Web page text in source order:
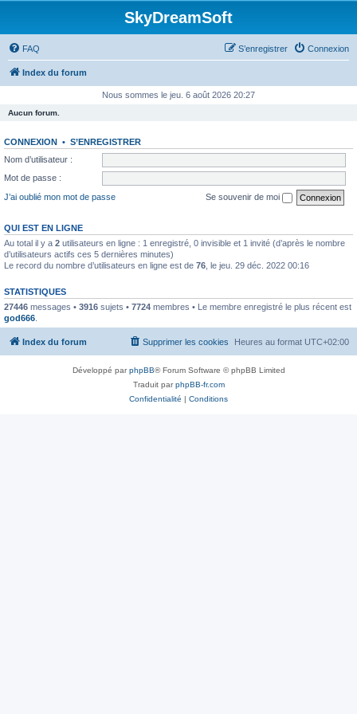
SkyDreamSoft
FAQ Connexion
S’enregistrer
Index du forum
Nous sommes le jeu. 6 août 2026 20:27
Aucun forum.
CONNEXION • S’ENREGISTRER
Nom d’utilisateur :
Mot de passe :
J’ai oublié mon mot de passe
Se souvenir de moi
QUI EST EN LIGNE
Au total il y a 2 utilisateurs en ligne : 1 enregistré, 0 invisible et 1 invité (d’après le nombre
d’utilisateurs actifs ces 5 dernières minutes)
Le record du nombre d’utilisateurs en ligne est de 76 , le jeu. 29 déc. 2022 00:16
STATISTIQUES
27446 messages • 3916 sujets • 7724 membres • Le membre enregistré le plus récent est
god666
Index du forum Heures au format UTC+02:00
Supprimer les cookies
Développé parphpBB® Forum Software © phpBB Limited
Traduit parphpBB-fr.com
Confidentialité | Conditions